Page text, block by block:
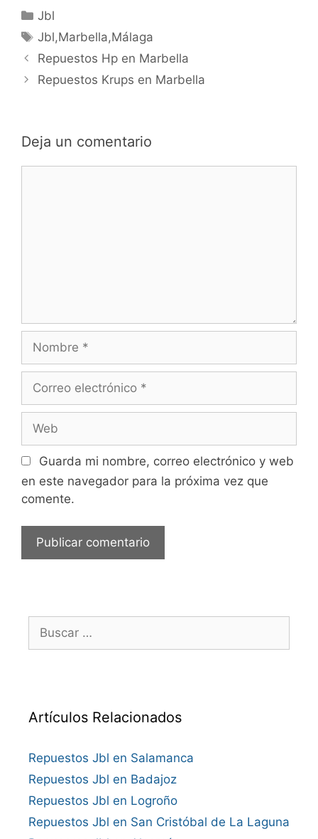
Categorías
Jbl
Etiquetas
Jbl,Marbella,Málaga
Navegación
de
entradas
Repuestos Hp en Marbella
Repuestos Krups en Marbella
Deja un comentario
electrónico
Guarda mi nombre, correo electrónico y web
en este navegador para la próxima vez que
comente.
Buscar:
Artículos Relacionados
Repuestos Jbl en Salamanca
Repuestos Jbl en Badajoz
Repuestos Jbl en Logroño
Repuestos Jbl en San Cristóbal de La Laguna